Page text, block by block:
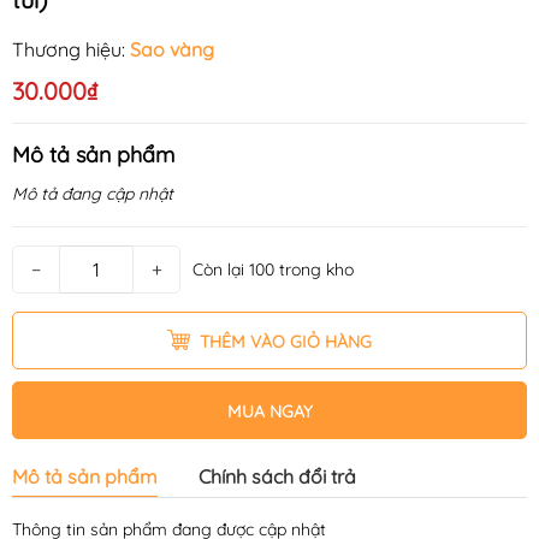
Thương hiệu: Sao vàng
30.000₫
Mô tả sản phẩm
Mô tả đang cập nhật
− + Còn lại 100 trong kho
THÊM VÀO GIỎ HÀNG
MUA NGAY
Mô tả sản phẩm Chính sách đổi trả
Thông tin sản phẩm đang được cập nhật